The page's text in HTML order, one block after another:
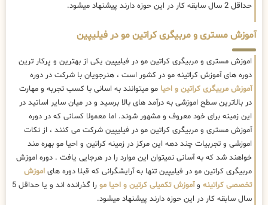
حداقل 2 سال سابقه کار در این حوزه دارند پیشنهاد میشود.
آموزش مستری و مربیگری کراتین مو در فیلیپین
اموزش مستری و مربیگری کراتین مو در فیلیپین یکی از بهترین و پرکار ترین
دوره های آموزش کراتینه مو در کشور است ، هنرجویان با شرکت در دوره
آموزش مربیگری کراتین و احیا مو میتوانند به اسانی با کسب تجربه و مهارت
در بالاترین سطح اموزشی به درآمد های بالا برسید و در میان سایر اساتید در
این زمینه برای خود معروف و مشهور شوند. اما معمولا کسانی که در دوره
آموزش مستری و مربیگری کراتین مو در فیلیپین شرکت می کنند ، از نکات
اموزشی و تجربیات چند دهه این مرکز در زمینه کراتین و احیا مو بهره مند
خواهند شد که به آسانی نمیتوان این موارد را در هرجایی یافت . دوره اموزش
مربیگری کراتین مو در فیلیپین تنها به آرایشگرانی که قبلا دوره های اموزش
تخصصی کراتینه وآموزش تکمیلی کرتین و احیا مو
را گذرانده اند و یا حداقل 5
سال سابقه کار در این حوزه دارند پیشنهاد میشود.